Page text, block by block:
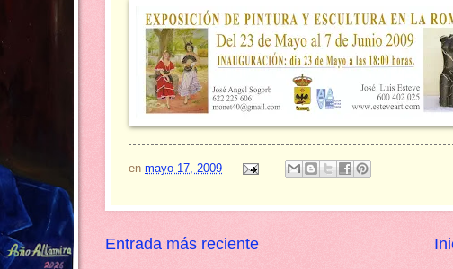
en mayo 17, 2009
Entrada más reciente